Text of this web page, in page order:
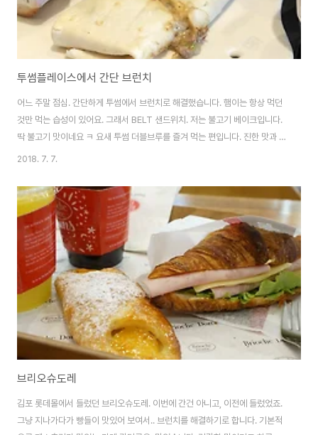
투썸플레이스에서 간단 브런치
어느 주말 점심. 간단하게 투썸에서 브런치로 해결했습니다. 햄이는 항상 먹던
것만 먹는 습성이 있어요. 그래서 BELT 샌드위치. 저는 불고기 베이크입니다.
딱 불고기 맛이네요 ㅋ 요새 투썸 더블브루를 즐겨 먹는 편입니다. 진한 맛과 콜
드브루의 느낌이 묘하게 섞여 있어요. ㅎㅎ
2018. 7. 7.
브리오슈도레
김포 롯데몰에서 들렀던 브리오슈도레. 이번에 간건 아니고, 이전에 들렀었죠.
그냥 지나가다가 빵들이 맛있어 보여서.. 브런치를 해결하기로 합니다. 기본적